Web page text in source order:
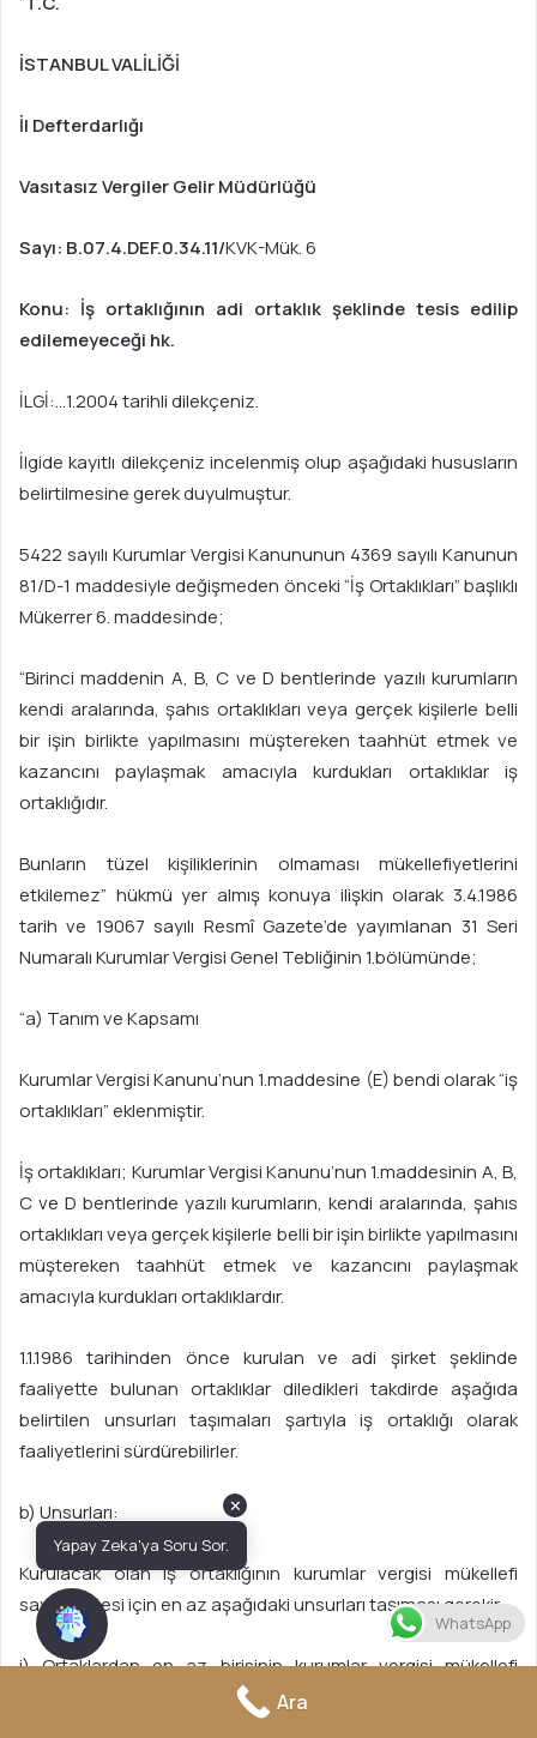
İSTANBUL VALİLİĞİ
İl Defterdarlığı
Vasıtasız Vergiler Gelir Müdürlüğü
Sayı: B.07.4.DEF.0.34.11/KVK-Mük. 6
Konu: İş ortaklığının adi ortaklık şeklinde tesis edilip
edilemeyeceği hk.
İLGİ:…1.2004 tarihli dilekçeniz.
İlgide kayıtlı dilekçeniz incelenmiş olup aşağıdaki hususların
belirtilmesine gerek duyulmuştur.
5422 sayılı Kurumlar Vergisi Kanununun 4369 sayılı Kanunun
81/D-1 maddesiyle değişmeden önceki “İş Ortaklıkları” başlıklı
Mükerrer 6. maddesinde;
“Birinci maddenin A, B, C ve D bentlerinde yazılı kurumların
kendi aralarında, şahıs ortaklıkları veya gerçek kişilerle belli
bir işin birlikte yapılmasını müştereken taahhüt etmek ve
kazancını paylaşmak amacıyla kurdukları ortaklıklar iş
ortaklığıdır.
Bunların tüzel kişiliklerinin olmaması mükellefiyetlerini
etkilemez” hükmü yer almış konuya ilişkin olarak 3.4.1986
tarih ve 19067 sayılı Resmî Gazete’de yayımlanan 31 Seri
Numaralı Kurumlar Vergisi Genel Tebliğinin 1.bölümünde;
“a) Tanım ve Kapsamı
Kurumlar Vergisi Kanunu’nun 1.maddesine (E) bendi olarak “iş
ortaklıkları” eklenmiştir.
İş ortaklıkları; Kurumlar Vergisi Kanunu’nun 1.maddesinin A, B,
C ve D bentlerinde yazılı kurumların, kendi aralarında, şahıs
ortaklıkları veya gerçek kişilerle belli bir işin birlikte yapılmasını
müştereken taahhüt etmek ve kazancını paylaşmak
amacıyla kurdukları ortaklıklardır.
1.1.1986 tarihinden önce kurulan ve adi şirket şeklinde
faaliyette bulunan ortaklıklar diledikleri takdirde aşağıda
belirtilen unsurları taşımaları şartıyla iş ortaklığı olarak
faaliyetlerini sürdürebilirler.
b) Unsurları:
Kurulacak olan iş ortaklığının kurumlar vergisi mükellefi
sayılabilmesi için en az aşağıdaki unsurları taşıması gerekir.
i) Ortaklardan en az birisinin kurumlar vergisi mükellefi
WhatsApp
Ara
✕
Yapay Zeka'ya Soru Sor.